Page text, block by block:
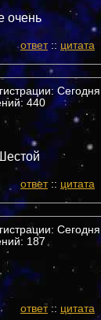
очень
ответ:: цитата
Сегодня
440
ответ:: цитата
Сегодня
187
ответ:: цитата